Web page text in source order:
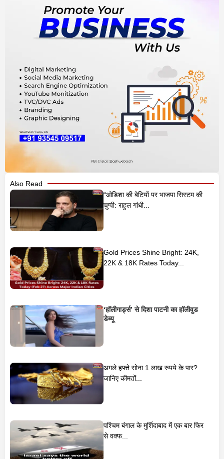
Also Read
“ओडिशा की बेटियों पर भाजपा सिस्टम की
चुप्पी: राहुल गांधी...
Gold Prices Shine Bright: 24K,
22K & 18K Rates Today...
‘हॉलीगार्ड्स’ से दिशा पाटनी का हॉलीवुड
डेब्यू
अगले हफ्ते सोना 1 लाख रुपये के पार?
जानिए कीमतों...
पश्चिम बंगाल के मुर्शिदाबाद में एक बार फिर
से वक्फ...